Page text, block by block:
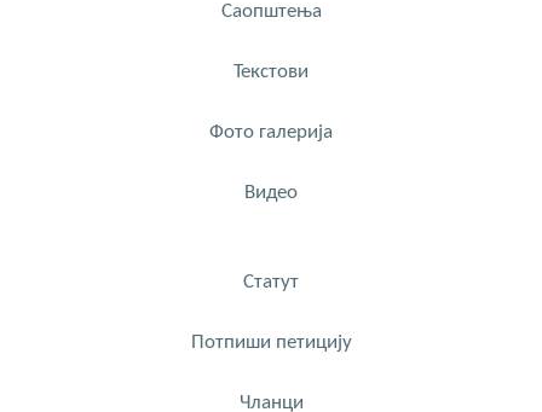
Саопштења
Текстови
Фото галерија
Видео
Статут
Потпиши петицију
Чланци